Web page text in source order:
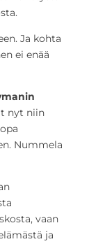
Ja kohta
ei enää
nyt niin
Nummela
vaan
ja